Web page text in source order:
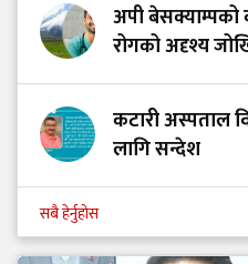
अपी
रोगको अदृश्य
कटारी अस्पताल
लागि सन्देश
सबै हेर्नुहोस